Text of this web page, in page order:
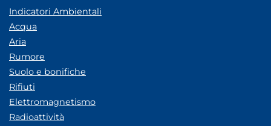
Indicatori Ambientali
Acqua
Aria
Rumore
Suolo e bonifiche
Rifiuti
Elettromagnetismo
Radioattività